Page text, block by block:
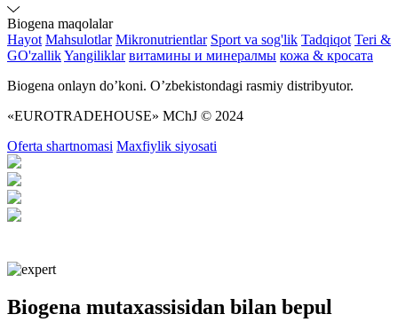
Biogena maqolalar
Hayot Mahsulotlar Mikronutrientlar Sport va sog'lik Tadqiqot Teri &
GO'zallikYangiliklar витамины и минералмы кожа & кросата
Biogena onlayn do’koni. O’zbekistondagi rasmiy distribyutor.
«EUROTRADEHOUSE» MChJ © 2024
Oferta shartnomasi Maxfiylik siyosati
Biogena mutaxassisidan bilan bepul